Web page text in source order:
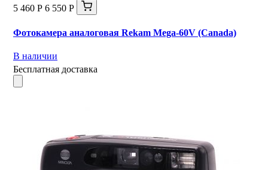
5 460 Р 6 550 Р
Фотокамера аналоговая Rekam Mega-60V (Canada)
В наличии
Бесплатная доставка